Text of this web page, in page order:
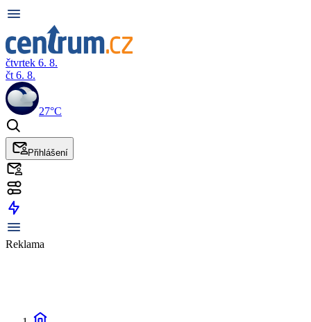
čtvrtek 6. 8.
čt 6. 8.
27°C
Přihlášení
Reklama